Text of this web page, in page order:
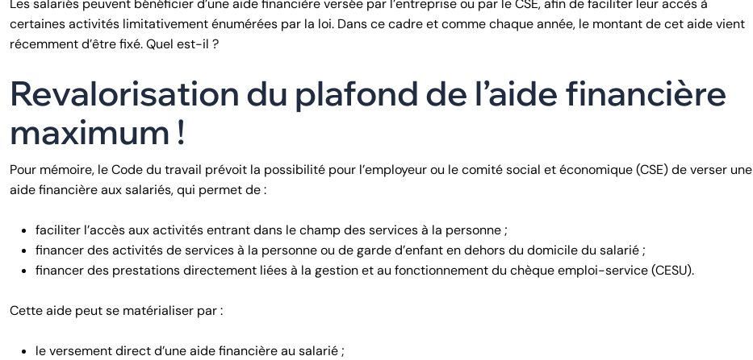
certaines activités limitativement énumérées par la loi. Dans ce cadre et comme chaque année, le montant de cet aide vient
récemment d’être fixé. Quel est-il ?
Revalorisation du plafond de l’aide financière
maximum !
Pour mémoire, le Code du travail prévoit la possibilité pour l’employeur ou le comité social et économique (CSE) de verser une
aide financière aux salariés, qui permet de :
faciliter l’accès aux activités entrant dans le champ des services à la personne ;
financer des activités de services à la personne ou de garde d’enfant en dehors du domicile du salarié ;
financer des prestations directement liées à la gestion et au fonctionnement du chèque emploi-service (CESU).
Cette aide peut se matérialiser par :
le versement direct d’une aide financière au salarié ;